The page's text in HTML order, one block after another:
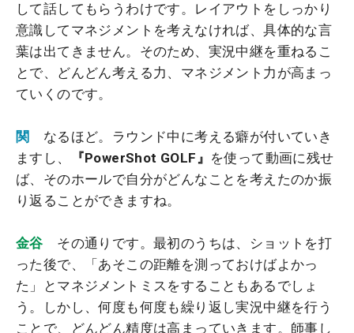
して話してもらうわけです。レイアウトをしっかり
意識してマネジメントを考えなければ、具体的な言
葉は出てきません。そのため、実況中継を重ねるこ
とで、どんどん考える力、マネジメント力が高まっ
ていくのです。
関
なるほど。ラウンド中に考える癖が付いていき
ますし、
『PowerShot GOLF』 を使って動画に残せ
ば、そのホールで自分がどんなことを考えたのか振
り返ることができますね。
金谷 その通りです。最初のうちは、ショットを打
った後で、「あそこの距離を測っておけばよかっ
た」とマネジメントミスをすることもあるでしょ
う。しかし、何度も何度も繰り返し実況中継を行う
ことで、どんどん精度は高まっていきます。師事し